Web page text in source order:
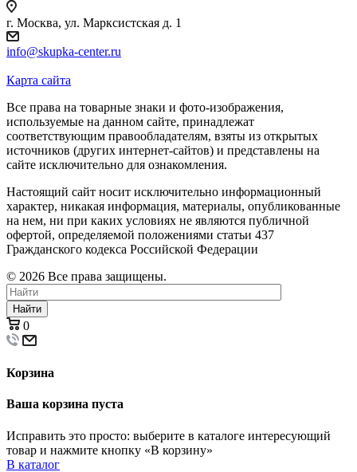
г. Москва, ул. Марксистская д. 1
info@skupka-center.ru
Карта сайта
Все права на товарные знаки и фото-изображения,
используемые на данном сайте, принадлежат
соответствующим правообладателям, взяты из открытых
источников (других интернет-сайтов) и представлены на
сайте исключительно для ознакомления.
Настоящий сайт носит исключительно информационный
характер, никакая информация, материалы, опубликованные
на нем, ни при каких условиях не являются публичной
офертой, определяемой положениями статьи 437
Гражданского кодекса Российской Федерации
© 2026 Все права защищены.
Найти
0
Корзина
Ваша корзина пуста
Исправить это просто: выберите в каталоге интересующий
товар и нажмите кнопку «В корзину»
В каталог